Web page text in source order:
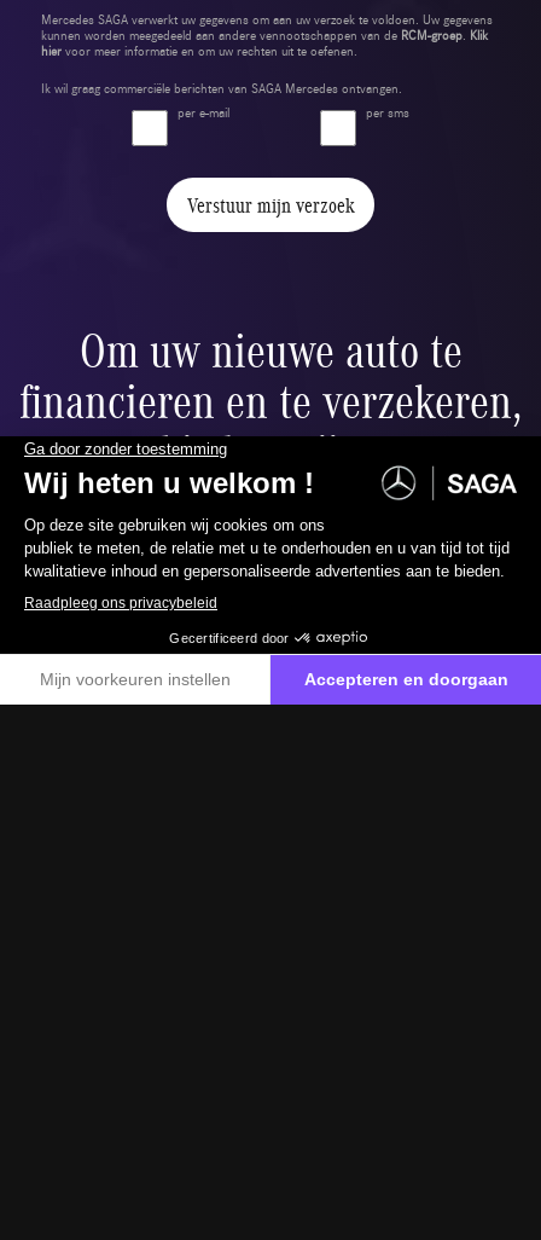
019511574
Mercedes SAGA verwerkt uw gegevens om aan uw verzoek te voldoen. Uw gegevens
kunnen worden meegedeeld aan andere vennootschappen van de RCM-groep. Klik
hiervoor meer informatie en om uw rechten uit te oefenen.
Ik wil graag commerciële berichten van SAGA Mercedes ontvangen.
per e-mail
per sms
Verstuur mijn verzoek
Om uw nieuwe auto te
financieren en te verzekeren,
bieden wij u:
Ballonfinanciering
Verlaag uw maandelijkse betalingen naar wens dankzij de
restwaarde